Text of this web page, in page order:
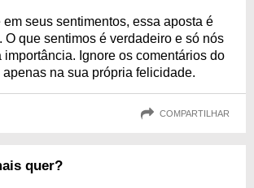
seus sentimentos, essa aposta é
O que sentimos é verdadeiro e só nós
importância. Ignore os comentários do
apenas na sua própria felicidade.
COMPARTILHAR
quer?